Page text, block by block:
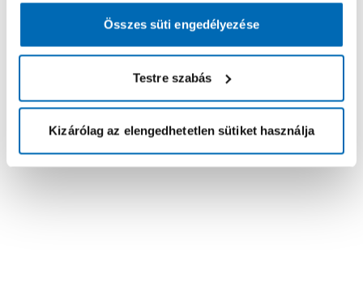
Összes süti engedélyezése
Testre szabás
Kizárólag az elengedhetetlen sütiket használja